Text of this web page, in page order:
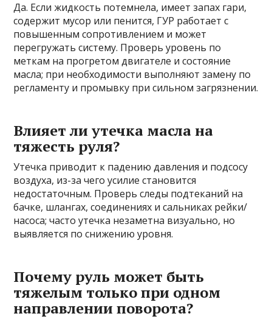
Да. Если жидкость потемнела, имеет запах гари,
содержит мусор или пенится, ГУР работает с
повышенным сопротивлением и может
перегружать систему. Проверь уровень по
меткам на прогретом двигателе и состояние
масла; при необходимости выполняют замену по
регламенту и промывку при сильном загрязнении.
Влияет ли утечка масла на
тяжесть руля?
Утечка приводит к падению давления и подсосу
воздуха, из-за чего усилие становится
недостаточным. Проверь следы подтеканий на
бачке, шлангах, соединениях и сальниках рейки/
насоса; часто утечка незаметна визуально, но
выявляется по снижению уровня.
Почему руль может быть
тяжелым только при одном
направлении поворота?